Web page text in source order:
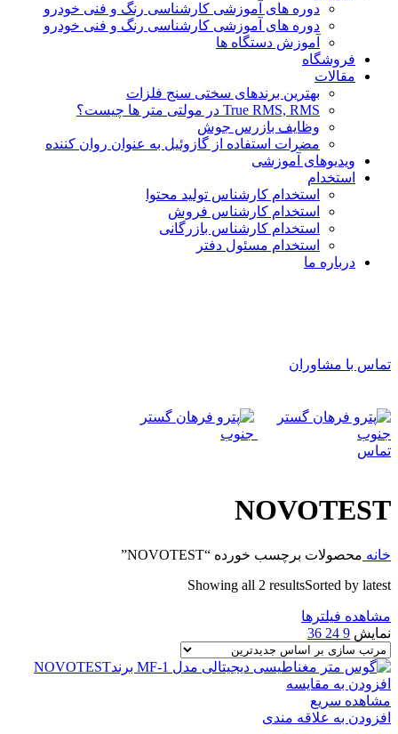
دوره های آموزشی کارشناسی رنگ و فنی خودرو
دوره های آموزشی کارشناسی رنگ و فنی خودرو
آموزش دستگاه ها
فروشگاه
مقالات
بهترین برندهای سختی سنج فلزات
True RMS, RMS در مولتی متر ها چیست؟
وظایف بازرس جوش
مضرات استفاده از گازوئیل به عنوان روان کننده
ویدیوهای آموزشی
استخدام
استخدام کارشناس تولید محتوا
استخدام کارشناس فروش
استخدام کارشناس بازرگانی
استخدام مسئول دفتر
درباره ما
تماس با مشاوران
تماس
NOVOTEST
خانه محصولات برچسب خورده “NOVOTEST”
Showing all 2 resultsSorted by latest
مشاهده فیلترها
نمایش 9
24
36
افزودن به مقایسه
مشاهده سریع
افزودن به علاقه مندی